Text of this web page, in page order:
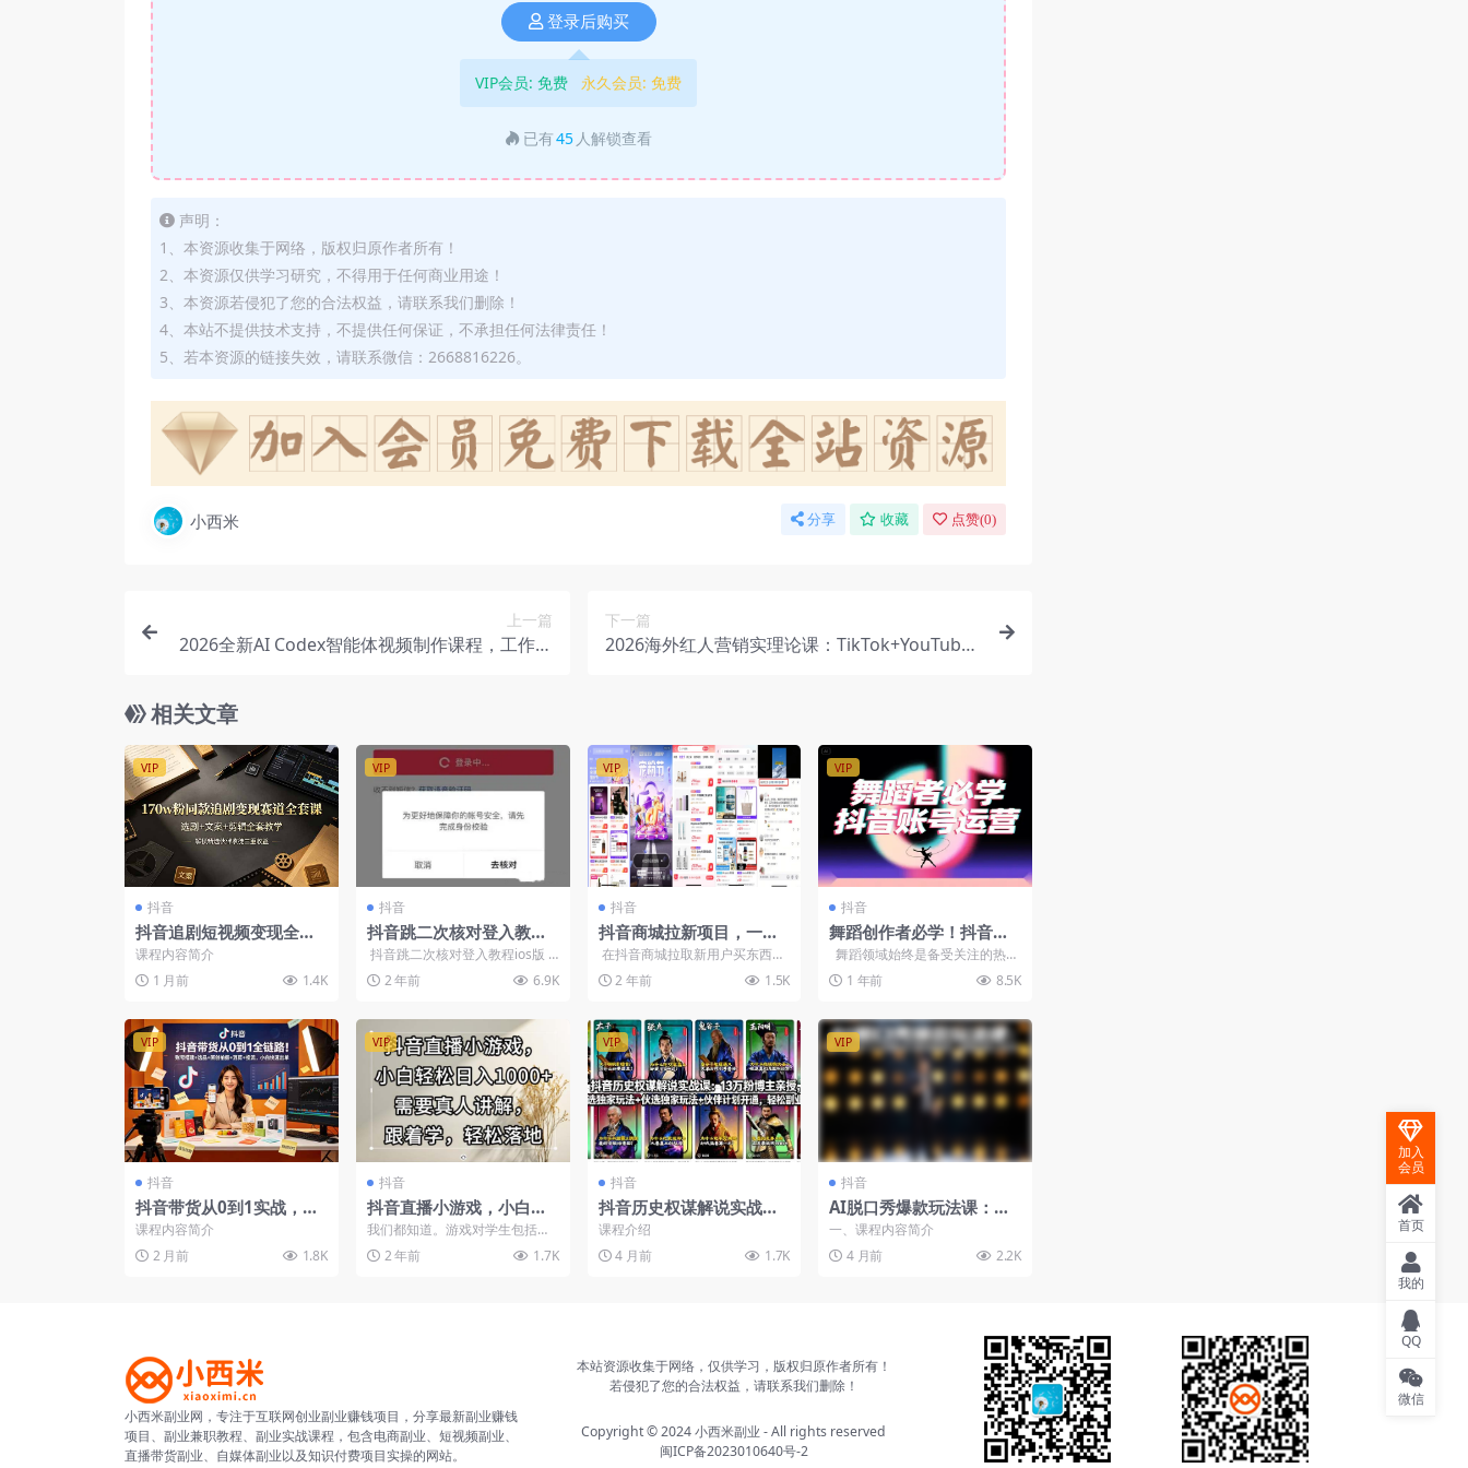
登录后购买
VIP会员: 免费 永久会员: 免费
已有45 人解锁查看
声明：
1、本资源收集于网络，版权归原作者所有！
2、本资源仅供学习研究，不得用于任何商业用途！
3、本资源若侵犯了您的合法权益，请联系我们删除！
4、本站不提供技术支持，不提供任何保证，不承担任何法律责任！
5、若本资源的链接失效，请联系微信：2668816226。
小西米 分享 收藏 点赞(0)
上一篇
2026全新AI Codex智能体视频制作课程，工作流
下一篇
2026海外红人营销实理论课：TikTok+YouTube+
相关文章
VIP
抖音
抖音追剧短视频变现全
套，账号定位素材筛选爆
款文案剪辑多重收益-更新
课程内容简介
1 月前
1.4K
VIP
抖音
抖音跳二次核对登入教程i
os版【图片教程】
抖音跳二次核对登入教程ios版
会员可免费获取全站资源，...
2 年前 6.9K
VIP
抖音
抖音商城拉新项目，一单
最高收益可达到40
在抖音商城拉取新用户买东西，
一单最高收益40，老用户几个月
没有在商城...
2 年前 1.5K
VIP
抖音
舞蹈创作者必学！抖音账
号运营全攻略，四大模块
解锁多元变现密码
舞蹈领域始终是备受关注的热门
赛道。然而，许多舞蹈创作者
空...1 年前 8.5K
VIP
抖音
抖音带货从0到1实战，认
知定位账号运营拍摄混剪
投流图文选品全覆盖
课程内容简介
2 月前
1.8K
VIP
抖音
抖音直播小游戏，小白轻
松日入1000+需要真人讲
解，跟着学，轻松落地
我们都知道。游戏对学生包括一
些喜欢打游戏的年轻人的吸引力
还是很大，大型游戏懒得打...
2 年前 1.7K
VIP
抖音
抖音历史权谋解说实战
课：不露脸不拍摄，学会
写钩子+控节奏+抓人性，
轻松拿伙伴计划+精选双重
课程介绍
4 月前
1.7K
VIP
抖音
AI脱口秀爆款玩法课：即
梦AI生成角色图，从注册
养号到成片制作全拆解
（飞书文档教程）
一、课程内容简介
4 月前
2.2K
小西米副业网，专注于互联网创业副业赚钱项目，分享最新副业赚钱
项目、副业兼职教程、副业实战课程，包含电商副业、短视频副业、
直播带货副业、自媒体副业以及知识付费项目实操的网站。
本站资源收集于网络，仅供学习，版权归原作者所有！
若侵犯了您的合法权益，请联系我们删除！
Copyright © 2024小西米副业 - All rights reserved
闽ICP备2023010640号-2
加入
会员
首页
我的
QQ
微信